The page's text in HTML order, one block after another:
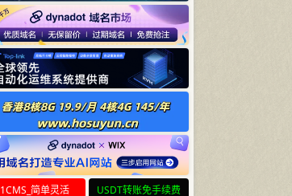
caoliu.cn 9.wales nima.bi aishabi.com
1CMS_简单灵活
USDT转账免手续费